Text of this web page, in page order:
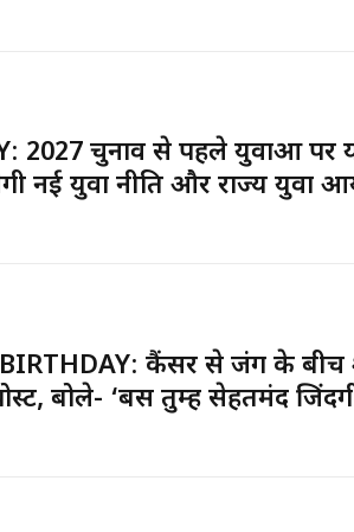
2027 चुनाव से पहले युवाओं पर
नई युवा नीति और राज्य युवा
BIRTHDAY: कैंसर से जंग के बीच
बोले- ‘बस तुम्हें सेहतमंद